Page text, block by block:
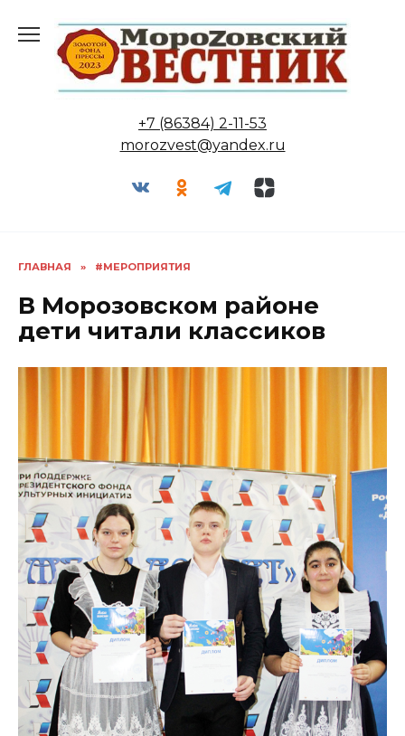
содержанию
+7 (86384) 2-11-53
morozvest@yandex.ru
ГЛАВНАЯ » #МЕРОПРИЯТИЯ
В Морозовском районе
дети читали классиков